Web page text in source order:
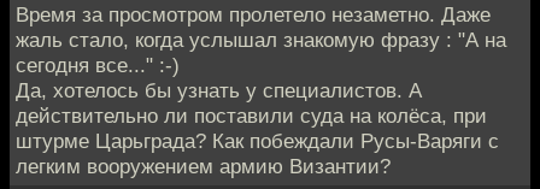
Время за просмотром пролетело незаметно. Даже
жаль стало, когда услышал знакомую фразу : "А на
сегодня все..." :-)
Да, хотелось бы узнать у специалистов. А
действительно ли поставили суда на колёса, при
штурме Царьграда? Как побеждали Русы-Варяги с
легким вооружением армию Византии?